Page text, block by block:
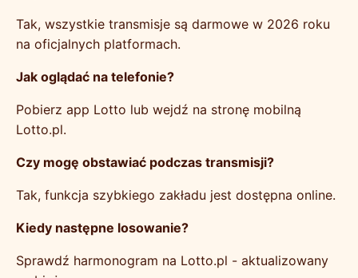
Tak, wszystkie transmisje są darmowe w 2026 roku
na oficjalnych platformach.
Jak oglądać na telefonie?
Pobierz app Lotto lub wejdź na stronę mobilną
Lotto.pl.
Czy mogę obstawiać podczas transmisji?
Tak, funkcja szybkiego zakładu jest dostępna online.
Kiedy następne losowanie?
Sprawdź harmonogram na Lotto.pl - aktualizowany